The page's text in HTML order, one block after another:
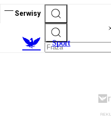
Serwisy
Sport